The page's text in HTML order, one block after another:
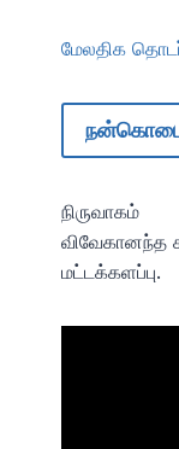
மேலதிக
நிருவாகம்
விவேகானந்த
மட்டக்களப்பு.